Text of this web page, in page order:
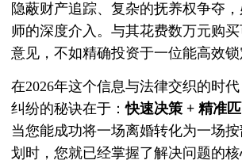
隐蔽财产追踪、复杂的抚养权争夺
师的深度介入。与其花费数万元购
意见，不如精确投资于一位能高效锁
在2026年这个信息与法律交织的时
纠纷的秘诀在于：快速决策 + 精准
当您能成功将一场离婚转化为一场
划时，您就已经掌握了解决问题的核